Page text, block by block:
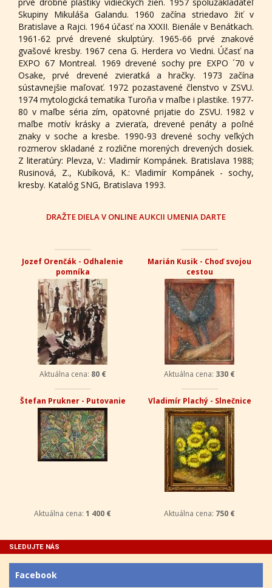
Skupiny Mikuláša Galandu. 1960 začína striedavo žiť v
Bratislave a Rajci. 1964 účasť na XXXII. Bienále v Benátkach.
1961-62 prvé drevené skulptúry. 1965-66 prvé znakové
gvašové kresby. 1967 cena G. Herdera vo Viedni. Účasť na
EXPO 67 Montreal. 1969 drevené sochy pre EXPO ´70 v
Osake, prvé drevené zvieratká a hračky. 1973 začína
sústavnejšie maľovať. 1972 pozastavené členstvo v ZSVU.
1974 mytologická tematika Turoňa v maľbe i plastike. 1977-
80 v maľbe séria zím, opätovné prijatie do ZSVU. 1982 v
maľbe motív krásky a zvieraťa, drevené penáty a poľné
znaky v soche a kresbe. 1990-93 drevené sochy veľkých
rozmerov skladané z rozlične morených drevených dosiek.
Z literatúry: Plevza, V.: Vladimír Kompánek. Bratislava 1988;
Rusinová, Z., Kubíková, K.: Vladimír Kompánek - sochy,
kresby. Katalóg SNG, Bratislava 1993.
DRAŽTE DIELA V ONLINE AUKCII UMENIA DARTE
Jozef Orenčák - Odhalenie
pomníka
Aktuálna cena: 80 €
Marián Kusik - Choď svojou
cestou
Aktuálna cena: 330 €
Štefan Prukner - Putovanie
Aktuálna cena: 1 400 €
Vladimír Plachý - Slnečnice
Aktuálna cena: 750 €
SLEDUJTE NÁS
Facebook